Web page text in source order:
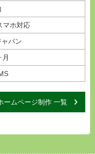
マホ対応
パン
ームページ制作 一覧